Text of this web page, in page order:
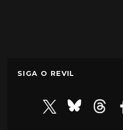
SIGA O REVIL